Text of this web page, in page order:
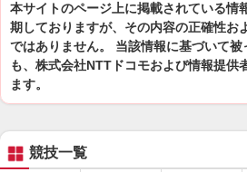
本サイトのページ上に掲載されている情
期しておりますが、その内容の正確性お
ではありません。 当該情報に基づいて
も、株式会社NTTドコモおよび情報提供
ます。
競技一覧